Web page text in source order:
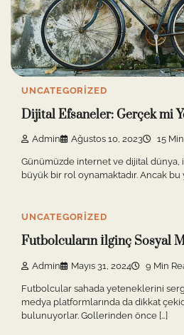
UNCATEGORIZED
Dijital Efsaneler: Gerçek mi
Admin Ağustos 10, 2023 15
Günümüzde internet ve dijital dünya,
büyük bir rol oynamaktadır. Ancak bu
UNCATEGORIZED
Futbolcuların İlginç Sosyal
Admin Mayıs 31, 2024 9 Min
Futbolcular sahada yeteneklerini
medya platformlarında da dikkat
bulunuyorlar. Gollerinden önce […]